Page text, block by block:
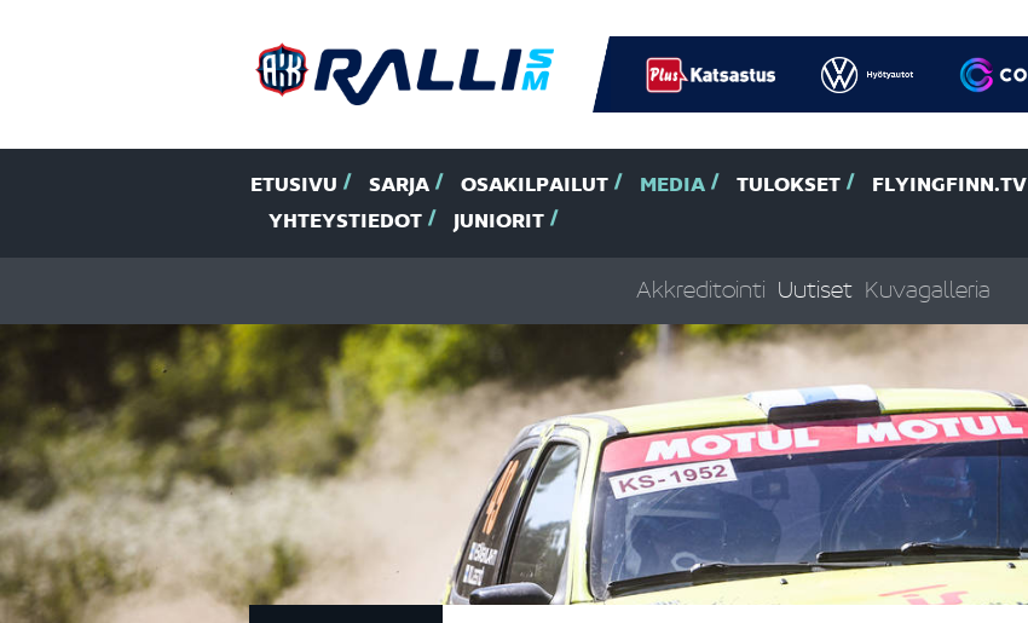
ETUSIVU SARJA OSAKILPAILUT MEDIA TULOKSET FLYINGFINN.TV
YHTEYSTIEDOT
JUNIORIT
Akkreditointi Uutiset Kuvagalleria